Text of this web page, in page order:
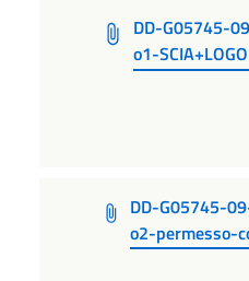
DD-G05745-
o1-SCIA+LOGO
DD-G05745-
o2-permesso-